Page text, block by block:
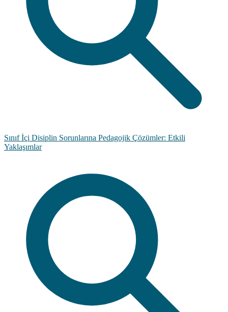
Sınıf İçi Disiplin Sorunlarına Pedagojik Çözümler: Etkili
Yaklaşımlar